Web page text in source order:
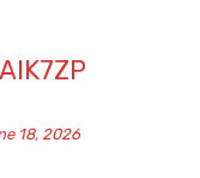
18, 2026